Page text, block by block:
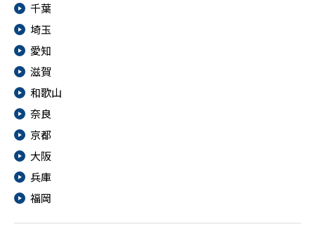
千葉
埼玉
愛知
滋賀
和歌山
奈良
京都
大阪
兵庫
福岡